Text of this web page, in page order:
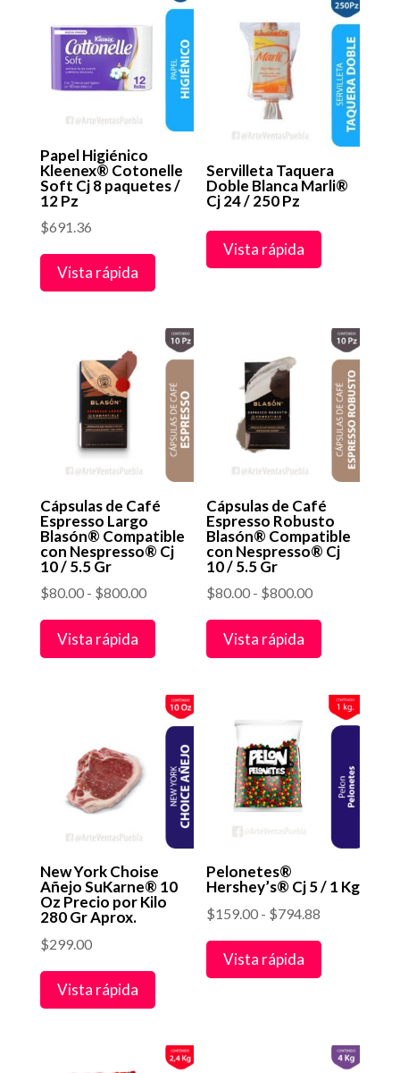
$210.00
hasta
$956.00
Papel Higiénico
Kleenex® Cotonelle
Soft Cj 8 paquetes /
12 Pz
$691.36
Vista rápida
Servilleta Taquera
Doble Blanca Marli®
Cj 24 / 250 Pz
Vista rápida
Cápsulas de Café
Espresso Largo
Blasón® Compatible
con Nespresso® Cj
10 / 5.5 Gr
$80.00 - $800.00Rango
desde
hasta
$800.00
Vista rápida
Cápsulas de Café
Espresso Robusto
Blasón® Compatible
con Nespresso® Cj
10 / 5.5 Gr
$80.00 - $800.00Rango
desde
hasta
$800.00
Vista rápida
New York Choise
Añejo SuKarne® 10
Oz Precio por Kilo
280 Gr Aprox.
$299.00
Vista rápida
Pelonetes®
Hershey’s® Cj 5 / 1 Kg
$159.00 - $794.88
desde
$794.88
Vista rápida